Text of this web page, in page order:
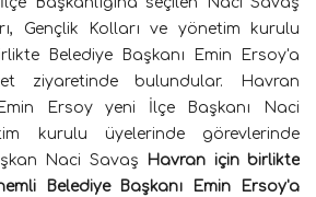
Gençlik Kolları ve yönetim kurulu
Belediye Başkanı Emin Ersoy'a
ziyaretinde bulundular. Havran
Ersoy yeni İlçe Başkanı Naci
kurulu üyelerinde görevlerinde
Naci Savaş
Havran için birlikte
Belediye Başkanı Emin Ersoy'a